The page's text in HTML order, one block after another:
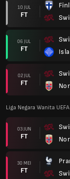
10 JUL
FT
06 JUL
FT
02 JUL
FT
Liga Negara Wanita UEFA
03 JUN
FT
30 MEI
FT